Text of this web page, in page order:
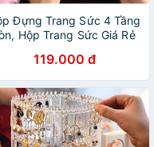
Đựng Trang Sức 4 Tầng
Hộp Trang Sức Giá Rẻ
119.000 đ